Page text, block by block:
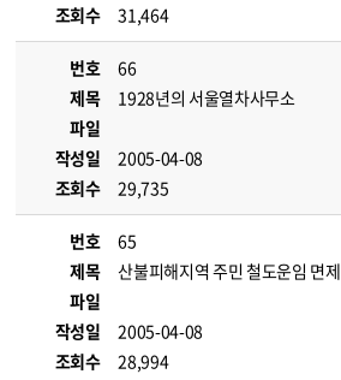
조회수
31,464
번호
66
제목
1928년의 서울열차사무소
파일
작성일
2005-04-08
조회수
29,735
번호
65
제목
산불피해지역 주민 철도운임 면제
파일
작성일
2005-04-08
조회수
28,994